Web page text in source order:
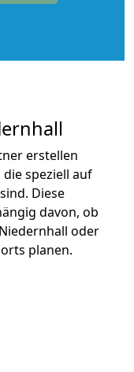
erstellen
speziell auf
Diese
davon, ob
oder
planen.